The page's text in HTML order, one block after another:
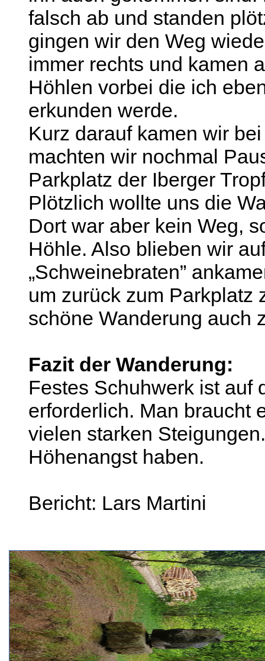
falsch ab und standen
gingen wir den Weg
immer rechts und kamen
Höhlen vorbei die ich
erkunden werde.
Kurz darauf kamen wir
machten wir nochmal
Parkplatz der Iberger
Plötzlich wollte uns die
Dort war aber kein Weg,
Höhle. Also blieben wir
„Schweinebraten”
um zurück zum Parkplatz
schöne Wanderung auch
Fazit der Wanderung:
Festes Schuhwerk ist auf
erforderlich. Man braucht
vielen starken
Höhenangst haben.
Bericht: Lars Martini